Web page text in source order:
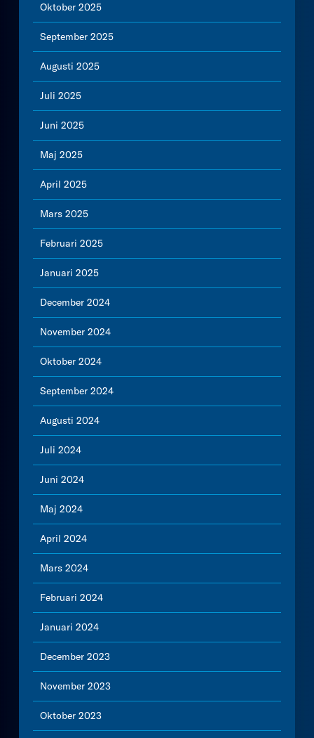
Oktober 2025
September 2025
Augusti 2025
Juli 2025
Juni 2025
Maj 2025
April 2025
Mars 2025
Februari 2025
Januari 2025
December 2024
November 2024
Oktober 2024
September 2024
Augusti 2024
Juli 2024
Juni 2024
Maj 2024
April 2024
Mars 2024
Februari 2024
Januari 2024
December 2023
November 2023
Oktober 2023